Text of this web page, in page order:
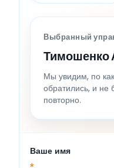
Выбранный
Тимошенко
Мы увидим, по
обратились, и не
повторно.
Ваше имя